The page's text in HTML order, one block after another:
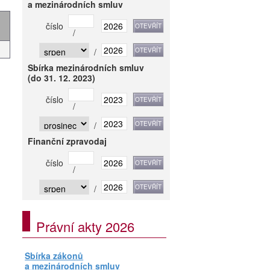
a mezinárodních smluv
číslo
/
/
Sbírka mezinárodních smluv
(do 31. 12. 2023)
číslo
/
/
Finanční zpravodaj
číslo
/
/
Právní akty 2026
Sbírka zákonů
a mezinárodních smluv